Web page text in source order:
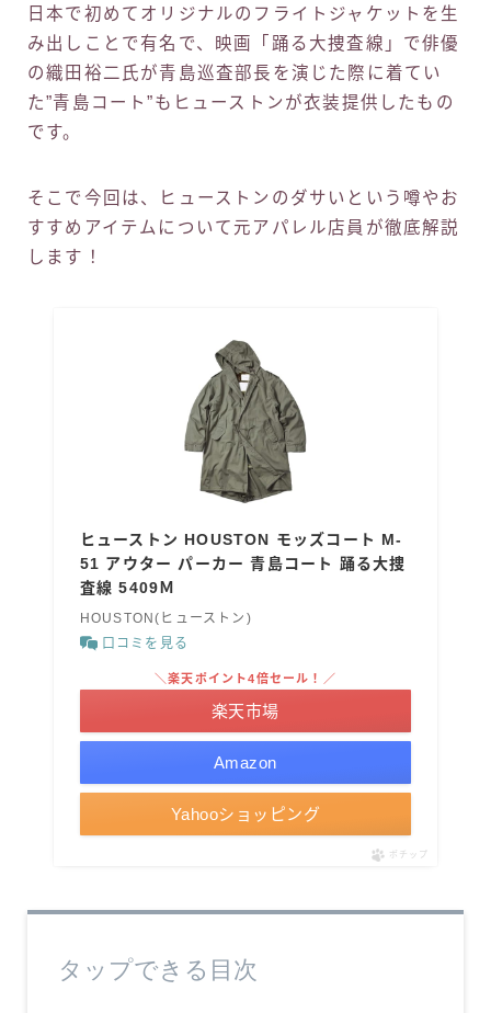
日本で初めてオリジナルのフライトジャケットを生
み出しことで有名で、映画「踊る大捜査線」で俳優
の織田裕二氏が青島巡査部長を演じた際に着てい
た”青島コート”もヒューストンが衣装提供したもの
です。
そこで今回は、ヒューストンのダサいという噂やお
すすめアイテムについて元アパレル店員が徹底解説
します！
ヒューストン HOUSTON モッズコート M-
51 アウター パーカー 青島コート 踊る大捜
査線 5409Ｍ
HOUSTON(ヒューストン)
口コミを見る
Amazon
＼楽天ポイント4倍セール！／
楽天市場
Yahooショッピング
ポチップ
タップできる目次